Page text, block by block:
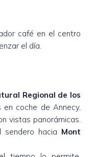
café en el centro
el día.
Regional de los
coche de Annecy,
vistas panorámicas.
sendero hacia Mont